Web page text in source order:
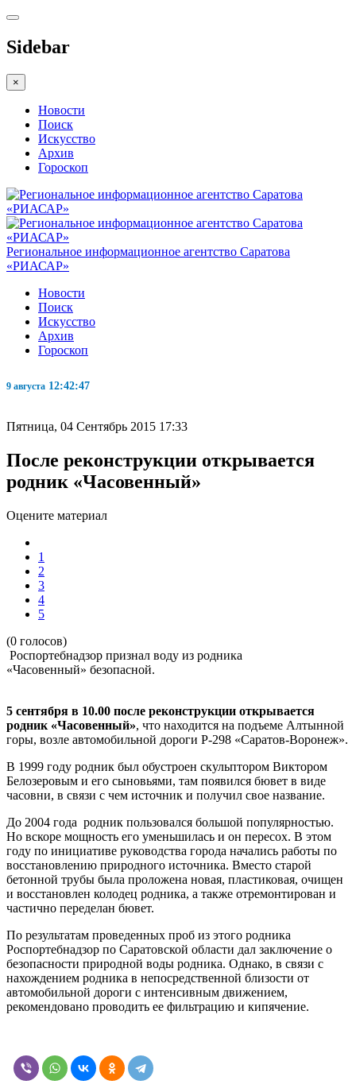
Sidebar
×
Новости
Поиск
Искусство
Архив
Гороскоп
Региональное информационное агентство Саратова
«РИАСАР»
Новости
Поиск
Искусство
Архив
Гороскоп
9 августа 12:42:48
Пятница, 04 Сентябрь 2015 17:33
После реконструкции открывается
родник «Часовенный»
Оцените материал
1
2
3
4
5
(0 голосов)
Роспортебнадзор признал воду из родника
«Часовенный» безопасной.
5 сентября в 10.00 после реконструкции открывается
родник «Часовенный», что находится на подъеме Алтынной
горы, возле автомобильной дороги Р-298 «Саратов-Воронеж».
В 1999 году родник был обустроен скульптором Виктором
Белозеровым и его сыновьями, там появился бювет в виде
часовни, в связи с чем источник и получил свое название.
До 2004 года родник пользовался большой популярностью.
Но вскоре мощность его уменьшилась и он пересох. В этом
году по инициативе руководства города начались работы по
восстановлению природного источника. Вместо старой
бетонной трубы была проложена новая, пластиковая, очищен
и восстановлен колодец родника, а также отремонтирован и
частично переделан бювет.
По результатам проведенных проб из этого родника
Роспортебнадзор по Саратовской области дал заключение о
безопасности природной воды родника. Однако, в связи с
нахождением родника в непосредственной близости от
автомобильной дороги с интенсивным движением,
рекомендовано проводить ее фильтрацию и кипячение.